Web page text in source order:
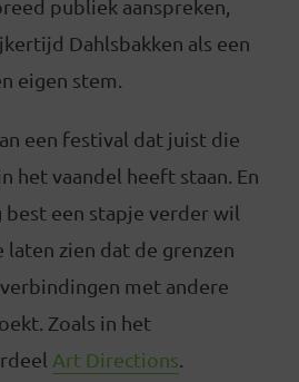
publiek aanspreken,
Dahlsbakken als een
eigen stem.
een festival dat juist die
het vaandel heeft staan. En
best een stapje verder wil
laten zien dat de grenzen
met andere
Zoals in het
Art Directions